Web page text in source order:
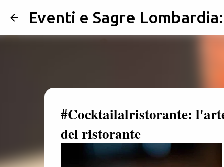
Eventi e Sagre
#Cocktailalristorante:
del ristorante